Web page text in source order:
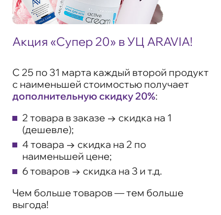
Акция «Супер 20» в УЦ ARAVIA!
С 25 по 31 марта каждый второй продукт
с наименьшей стоимостью получает
дополнительную скидку 20%:
2 товара в заказе → скидка на 1
(дешевле);
4 товара → скидка на 2 по
наименьшей цене;
6 товаров → скидка на 3 и т.д.
Чем больше товаров — тем больше
выгода!